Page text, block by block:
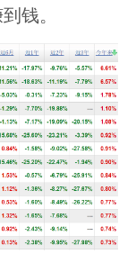
钱。